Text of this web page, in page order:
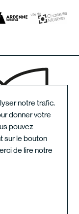
notre trafic.
donner votre
pouvez
sur le bouton
de lire notre
France